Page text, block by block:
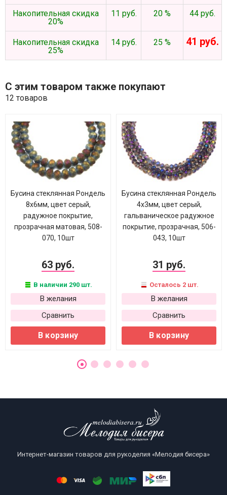
Накопительная скидка
20%
11 руб. 20 % 44 руб.
Накопительная скидка
25%
14 руб. 25 % 41 руб.
С этим товаром также покупают
12 товаров
Бусина стеклянная Рондель
8х6мм, цвет серый,
радужное покрытие,
прозрачная матовая, 508-
070, 10шт
63 руб.
В наличии 290 шт.
В желания
Сравнить
В корзину
Бусина стеклянная Рондель
4х3мм, цвет серый,
гальваническое радужное
покрытие, прозрачная, 506-
043, 10шт
31 руб.
Осталось 2 шт.
В желания
Сравнить
В корзину
Интернет-магазин товаров для рукоделия «Мелодия бисера»